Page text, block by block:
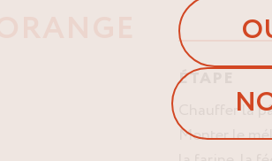
ÉTAPE
Chauffer la
Monter le